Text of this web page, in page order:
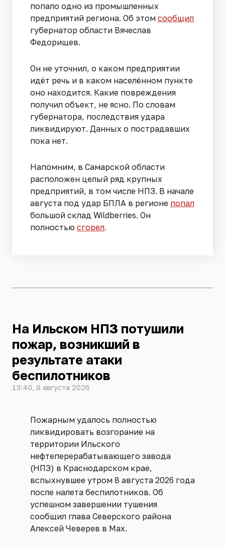
попало одно из промышленных
предприятий региона. Об этом сообщил
губернатор области Вячеслав
Федорищев.
Он не уточнил, о каком предприятии
идёт речь и в каком населённом пункте
оно находится. Какие повреждения
получил объект, не ясно. По словам
губернатора, последствия удара
ликвидируют. Данных о пострадавших
пока нет.
Напомним, в Самарской области
расположен целый ряд крупных
предприятий, в том числе НПЗ. В начале
августа под удар БПЛА в регионе попал
большой склад Wildberries. Он
полностью сгорел.
На Ильском НПЗ потушили
пожар, возникший в
результате атаки
беспилотников
13:40, 8 августа 2026
Пожарным удалось полностью
ликвидировать возгорание на
территории Ильского
нефтеперерабатывающего завода
(НПЗ) в Краснодарском крае,
вспыхнувшее утром 8 августа 2026 года
после налета беспилотников. Об
успешном завершении тушения
сообщил глава Северского района
Алексей Чеверев в Max.